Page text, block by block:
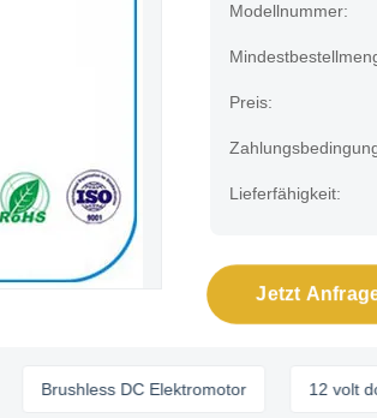
Modellnummer:
Preis:
Lieferfähigkeit:
Jetzt
Brushless DC Elektromotor 12 volt dc